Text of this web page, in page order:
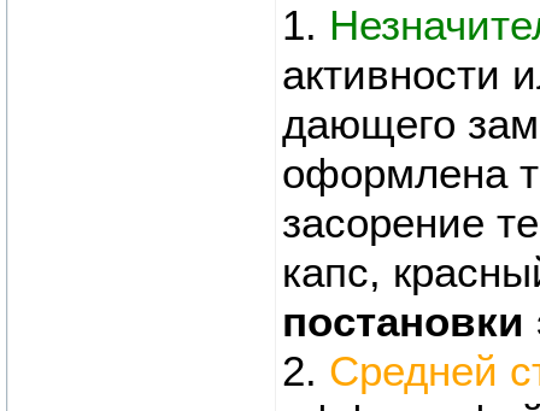
1.
активности
дающего
оформлена
засорение
капс,
2. Средней